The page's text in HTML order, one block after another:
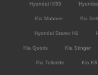
Hyundai IX55
Kia Mohave Kia
Hyundai Starex H1
Kia Quoris Kia Stinger
Kia Telluride Kia K8